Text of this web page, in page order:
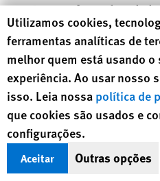
[3]Decreto no8.154 de 16 de
[4]Recomendação no 49 de 1º
[5]Por razões de segurança, a
testemunhas, e outros detalhes
[6]E-mail enviado pela
Denúncia da Secretaria de
da República em 24 de julho de
Human Rights Watch.
[7]Ibid.
[8]Relatório da visita do
Human Rights Watch cookie
Utilizamos cookies,
ferramentas analíticas de
melhor quem está usando
experiência. Ao usar nosso
isso. Leia nossa política de
que cookies são usados e
configurações.
Aceitar Outras opções